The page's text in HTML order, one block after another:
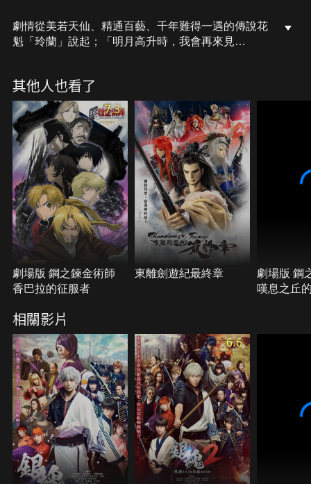
劇情從美若天仙、精通百藝、千年難得一遇的傳說花
魁「玲蘭」說起；「明月高升時，我會再來見
其他人也看了
7.3
劇場版 鋼之鍊金術師
香巴拉的征服者
東離劍遊紀最終章
劇場版 鋼
嘆息之丘
相關影片
6.6